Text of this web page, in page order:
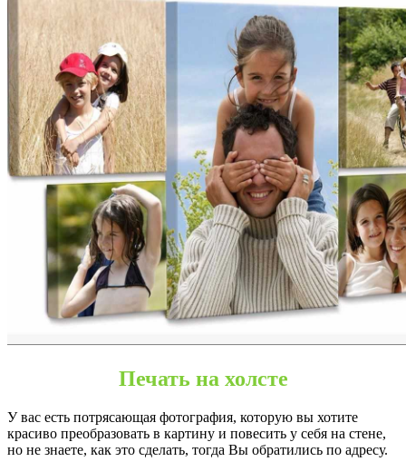
Печать на холсте
У вас есть потрясающая фотография, которую вы хотите
красиво преобразовать в картину и повесить у себя на стене,
но не знаете, как это сделать, тогда Вы обратились по адресу.